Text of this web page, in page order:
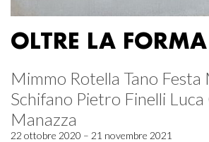
OLTRE LA FORMA
Mimmo Rotella Tano Festa
Schifano Pietro Finelli Luca
Manazza
22 ottobre 2020 – 21 novembre 2021